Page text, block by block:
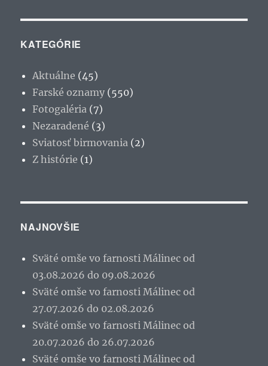
KATEGÓRIE
Aktuálne (45)
Farské oznamy (550)
Fotogaléria (7)
Nezaradené (3)
Sviatosť birmovania (2)
Z histórie (1)
NAJNOVŠIE
Sväté omše vo farnosti Málinec od
03.08.2026 do 09.08.2026
Sväté omše vo farnosti Málinec od
27.07.2026 do 02.08.2026
Sväté omše vo farnosti Málinec od
20.07.2026 do 26.07.2026
Sväté omše vo farnosti Málinec od